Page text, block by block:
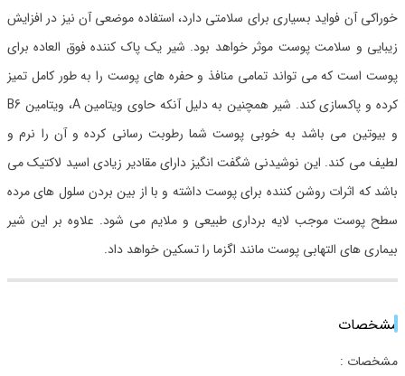
خوراکی آن فواید بسیاری برای سلامتی دارد، استفاده موضعی آن نیز در افزایش
زیبایی و سلامت پوست موثر خواهد بود. شیر یک پاک کننده فوق العاده برای
پوست است که می تواند تمامی منافذ و حفره های پوست را به طور کامل تمیز
کرده و پاکسازی کند. شیر همچنین به دلیل آنکه حاوی ویتامین A، ویتامین B6
و بیوتین می باشد به خوبی پوست شما رطوبت رسانی کرده و آن را نرم و
لطیف می کند. این نوشیدنی شگفت انگیز دارای مقادیر زیادی اسید لاکتیک می
باشد که اثرات روشن کننده برای پوست داشته و با از بین بردن سلول های مرده
سطح پوست موجب لایه برداری طبیعی و ملایم می شود. علاوه بر این شیر
بیماری های التهابی پوست مانند اگزما را تسکین خواهد داد.
مشخصات
مشخصات :